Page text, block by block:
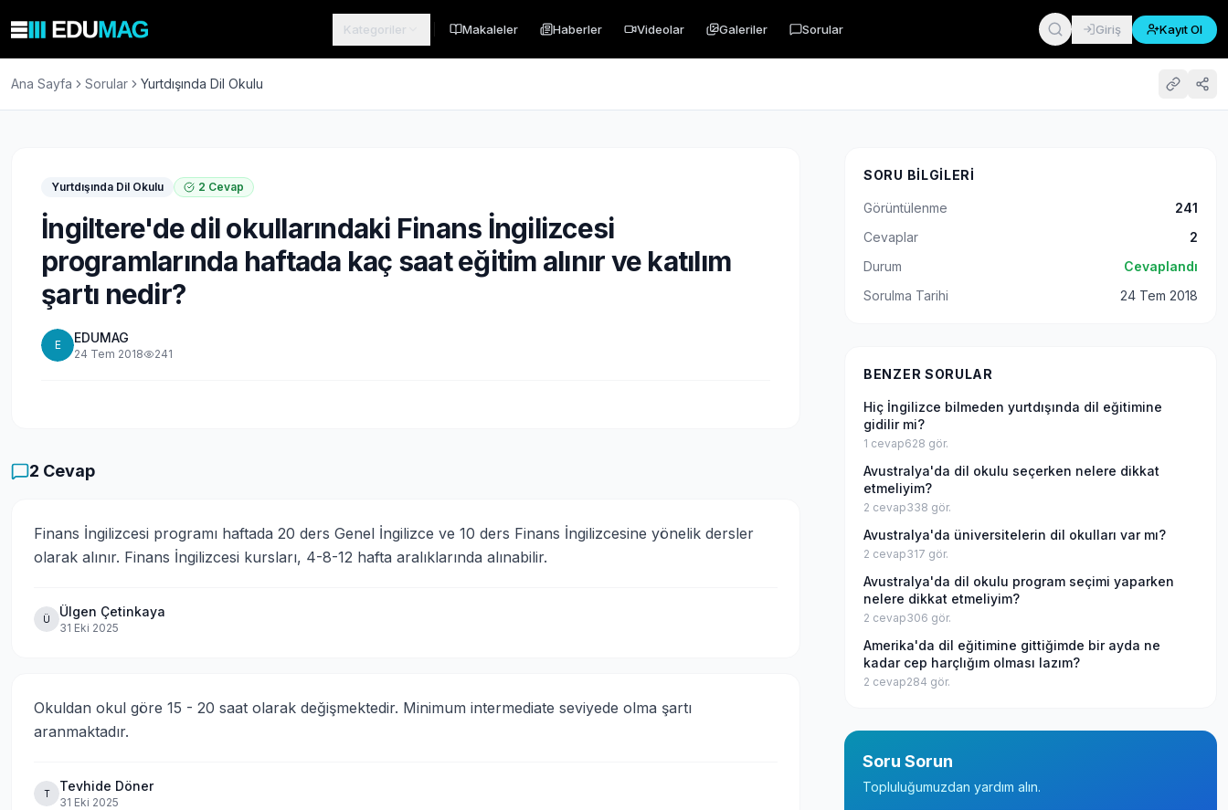
Kategoriler Makaleler Haberler Videolar Galeriler Sorular Giriş Kayıt Ol
Ana Sayfa Sorular Yurtdışında Dil Okulu
Yurtdışında Dil Okulu 2 Cevap
İngiltere'de dil okullarındaki Finans İngilizcesi
programlarında haftada kaç saat eğitim alınır ve katılım
şartı nedir?
E EDUMAG
24 Tem 2018 241
2 Cevap
Finans İngilizcesi programı haftada 20 ders Genel İngilizce ve 10 ders Finans İngilizcesine yönelik dersler
olarak alınır. Finans İngilizcesi kursları, 4-8-12 hafta aralıklarında alınabilir.
Ü Ülgen Çetinkaya
31 Eki 2025
Okuldan okul göre 15 - 20 saat olarak değişmektedir. Minimum intermediate seviyede olma şartı
aranmaktadır.
T Tevhide Döner
31 Eki 2025
SORU BILGILERI
Görüntülenme
241
Cevaplar
2
Durum
Cevaplandı
Sorulma Tarihi
24 Tem 2018
BENZER SORULAR
Hiç İngilizce bilmeden yurtdışında dil eğitimine
gidilir mi?
1 cevap628 gör.
Avustralya'da dil okulu seçerken nelere dikkat
etmeliyim?
2 cevap338 gör.
Avustralya'da üniversitelerin dil okulları var mı?
2 cevap317 gör.
Avustralya'da dil okulu program seçimi yaparken
nelere dikkat etmeliyim?
2 cevap306 gör.
Amerika'da dil eğitimine gittiğimde bir ayda ne
kadar cep harçlığım olması lazım?
2 cevap284 gör.
Soru Sorun
Topluluğumuzdan yardım alın.